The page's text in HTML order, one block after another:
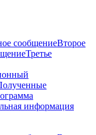
сообщениеВторое
Третье
информация